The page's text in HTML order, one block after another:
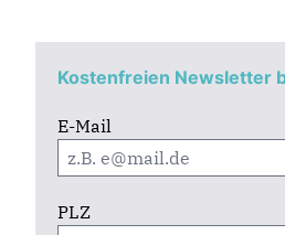
Kostenfreien Newsletter
E-Mail
PLZ